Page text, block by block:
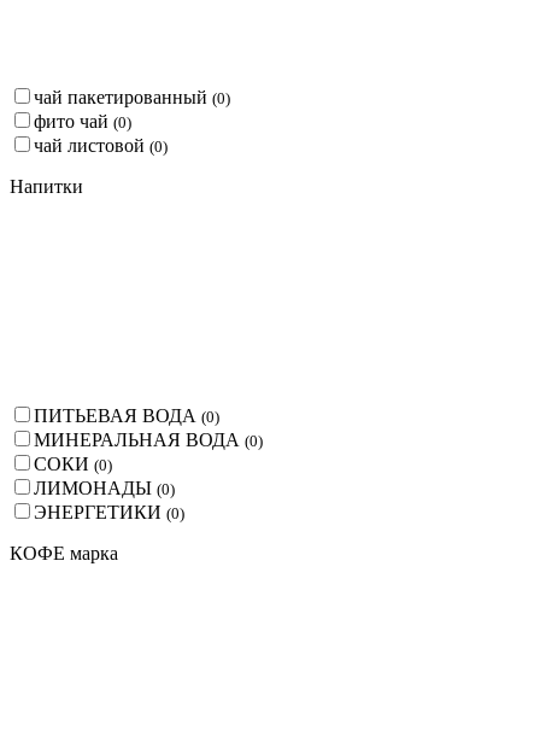
чай пакетированный (0)
фито чай (0)
чай листовой (0)
Напитки
ПИТЬЕВАЯ ВОДА (0)
МИНЕРАЛЬНАЯ ВОДА (0)
СОКИ (0)
ЛИМОНАДЫ (0)
ЭНЕРГЕТИКИ (0)
КОФЕ марка